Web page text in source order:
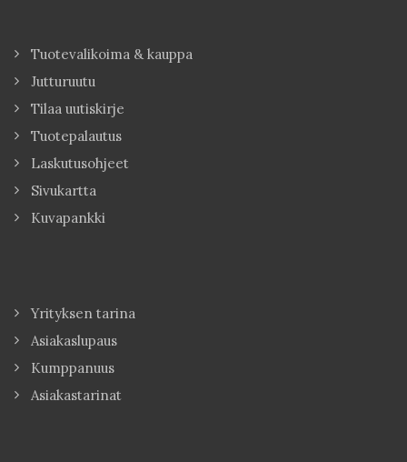
Tuotevalikoima & kauppa
Jutturuutu
Tilaa uutiskirje
Tuotepalautus
Laskutusohjeet
Sivukartta
Kuvapankki
Yrityksen tarina
Asiakaslupaus
Kumppanuus
Asiakastarinat